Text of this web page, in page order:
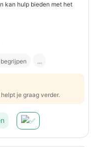
kan hulp bieden met het
...
je graag verder.